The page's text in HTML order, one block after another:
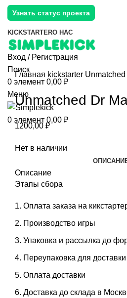
Узнать статус проекта
KICKSTARTERО НАС
Вход / Регистрация
Поиск
0 элемент 0,00 ₽
Меню
0 элемент 0,00 ₽
Главная kickstarter
Unmatched Dr
1200,00 ₽
Нет в наличии
Описание
Этапы сбора
Оплата заказа на
Производство игры
Упаковка и рассылка до
Переупаковка для
Оплата доставки
Доставка до склада в